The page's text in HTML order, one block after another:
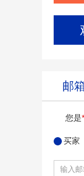
邮
您是*
买家